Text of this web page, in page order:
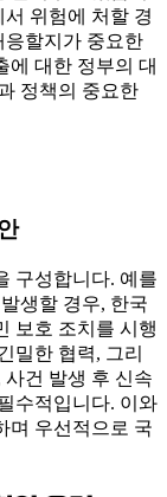
위험에 처할 경
응할지가 중요한
에 대한 정부의 대
정책의 중요한
구성합니다. 예를
생할 경우, 한국
보호 조치를 시행
밀한 협력, 그리
건 발생 후 신속
수적입니다. 이와
며 우선적으로 국